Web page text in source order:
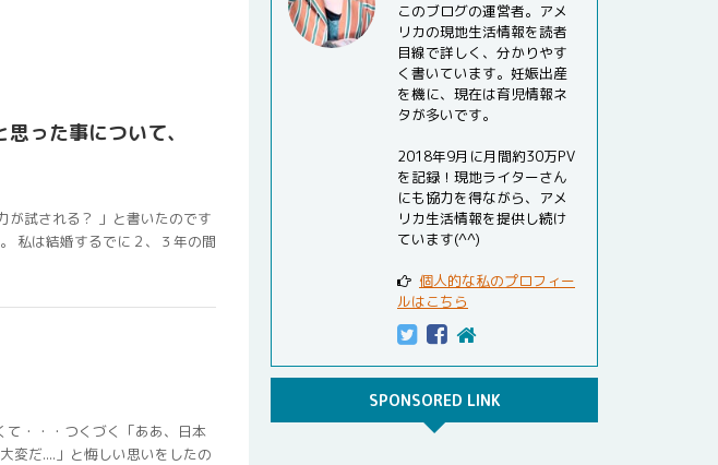
った事について、
が試される？ 」と書いたのです
私は結婚するでに２、３年の間
て・・・つくづく「ああ、日本
変だ....」と悔しい思いをしたの
このブログの運営者。アメ
リカの現地生活情報を読者
目線で詳しく、分かりやす
く書いています。妊娠出産
を機に、現在は育児情報ネ
タが多いです。
2018年9月に月間約30万PV
を記録！現地ライターさん
にも協力を得ながら、アメ
リカ生活情報を提供し続け
ています(^^)
個人的な私のプロフィー
ルはこちら
SPONSORED LINK